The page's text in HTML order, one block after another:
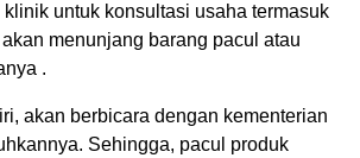
klinik untuk konsultasi usaha termasuk
menunjang barang pacul atau
.
akan berbicara dengan kementerian
Sehingga, pacul produk